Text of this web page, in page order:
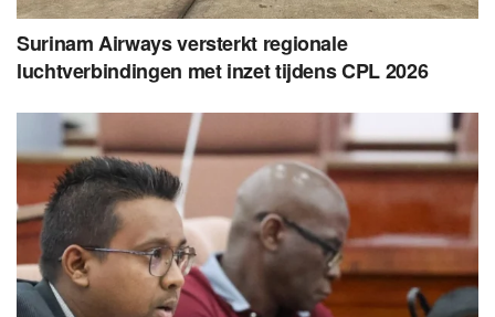
Surinam Airways versterkt regionale
luchtverbindingen met inzet tijdens CPL 2026